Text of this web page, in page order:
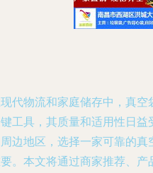
代物流和家庭储存中，真
工具，其质量和适用性日
边地区，选择一家可靠的
。本文将通过商家推荐、